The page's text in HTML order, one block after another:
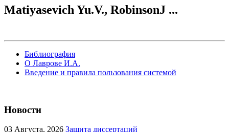
Matiyasevich Yu.V., RobinsonJ ...
Библиография
О Лаврове И.А.
Введение и правила пользования системой
Новости
03 Августа, 2026 Защита диссертаций